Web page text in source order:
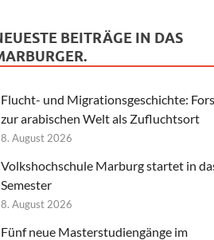
BEITRÄGE IN DAS
Flucht- und Migrationsgeschichte:
zur arabischen Welt als Zufluchtsort
8. August 2026
Volkshochschule Marburg startet in
Semester
8. August 2026
Fünf neue Masterstudiengänge im